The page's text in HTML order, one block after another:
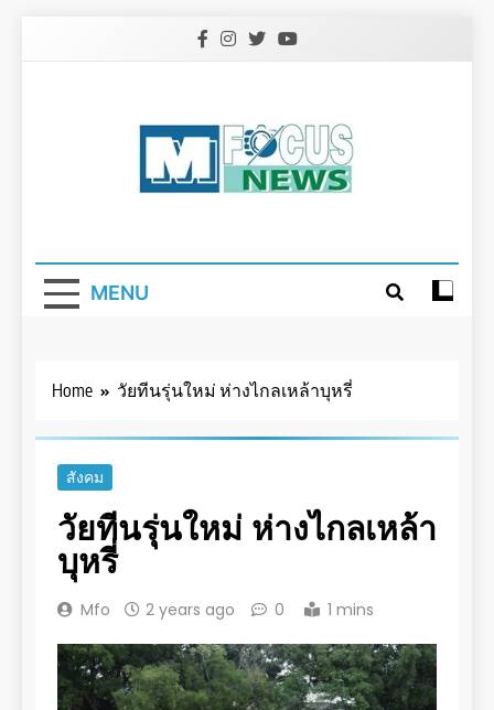
MENU
Home วัยทีนรุ่นใหม่ ห่างไกลเหล้าบุหรี่
สังคม
วัยทีนรุ่นใหม่ ห่างไกลเหล้า
บุหรี่
Mfo 2 years ago 0 1 mins